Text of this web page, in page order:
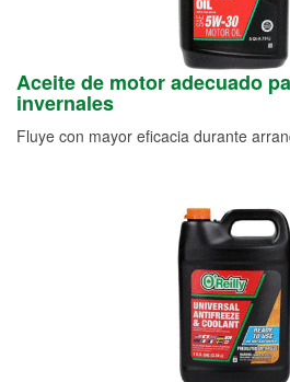
Aceite de motor adecuado
invernales
Fluye con mayor eficacia durante